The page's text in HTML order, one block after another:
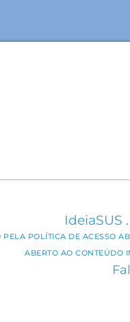
IdeiaSUS
PELA POLÍTICA DE ACESSO
ABERTO AO CONTEÚDO